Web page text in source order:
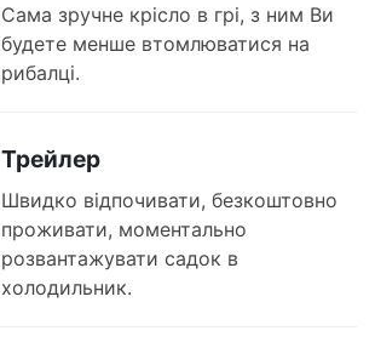
Сама зручне крісло в грі, з ним Ви
будете менше втомлюватися на
рибалці.
Трейлер
Швидко відпочивати, безкоштовно
проживати, моментально
розвантажувати садок в
холодильник.